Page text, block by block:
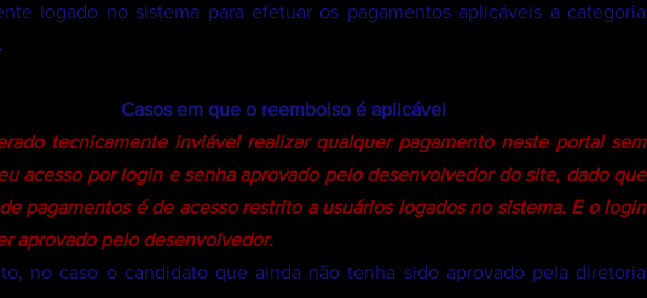
logado no sistema para efetuar os pagamentos aplicáveis a categoria
Casos em que o reembolso é aplicável
tecnicamente inviável realizar qualquer pagamento neste portal sem
acesso por login e senha aprovado pelo desenvolvedor do site, dado que
pagamentos é de acesso restrito a usuários logados no sistema. E o login
aprovado pelo desenvolvedor.
no caso o candidato que ainda não tenha sido aprovado pela diretoria